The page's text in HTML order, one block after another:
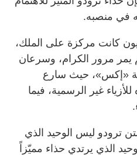
في منصبه.
كانت مركزة على الملك،
يمر مرور الكرام، وسرعان
«إكس»، حيث سارع
غير الرسمية، فيما
ترودو ليس الوحيد الذي
الذي يرتدي حذاء مميّزاً